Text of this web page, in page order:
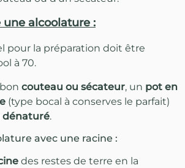
alcoolature :
pour la préparation doit être
à 70.
couteau ou sécateur, un pot en
(type bocal à conserves le parfait)
dénaturé.
avec une racine :
des restes de terre en la